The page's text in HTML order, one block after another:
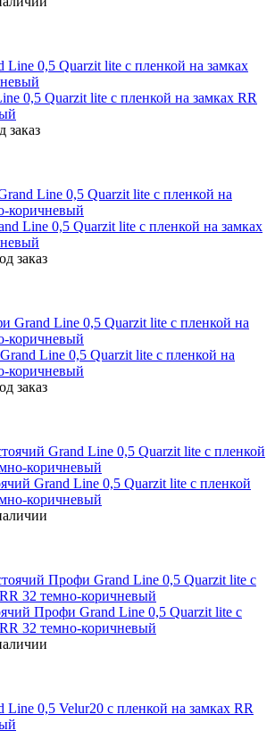
0,5 Quarzit lite с пленкой на замках RR
заказ
Line 0,5 Quarzit lite с пленкой на замках
заказ
Line 0,5 Quarzit lite с пленкой на
коричневый
заказ
Grand Line 0,5 Quarzit lite с пленкой
коричневый
Профи Grand Line 0,5 Quarzit lite с
32 темно-коричневый